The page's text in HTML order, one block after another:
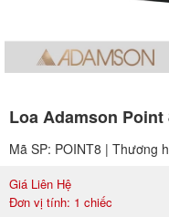
Loa Adamson Point
Mã SP: POINT8 | Thương
Giá Liên Hệ
Đơn vị tính: 1 chiếc